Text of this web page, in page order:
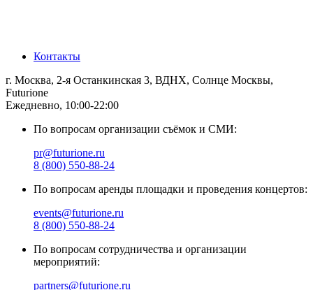
Контакты
г. Москва, 2-я Останкинская 3, ВДНХ, Солнце Москвы,
Futurione
Ежедневно, 10:00-22:00
По вопросам организации съёмок и СМИ:
pr@futurione.ru
8 (800) 550-88-24
По вопросам аренды площадки и проведения концертов:
events@futurione.ru
8 (800) 550-88-24
По вопросам сотрудничества и организации
мероприятий:
partners@futurione.ru